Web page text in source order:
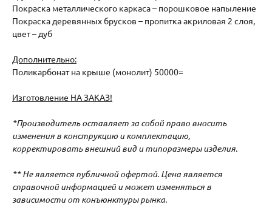
Покраска металлического каркаса – порошковое напыление
Покраска деревянных брусков – пропитка акриловая 2 слоя,
цвет – дуб
Дополнительно:
Поликарбонат на крыше (монолит) 50000=
Изготовление НА ЗАКАЗ!
*Производитель оставляет за собой право вносить
изменения в конструкцию и комплектацию,
корректировать внешний вид и типоразмеры изделия.
** Не является публичной офертой. Цена является
справочной информацией и может изменяться в
зависимости от конъюнктуры рынка.